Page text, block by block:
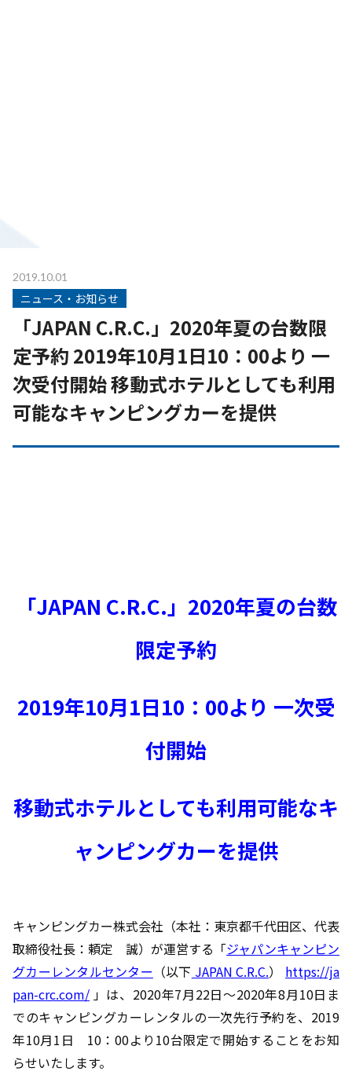
2019.10.01
ニュース・お知らせ
「JAPAN C.R.C.」2020年夏の台数限
定予約 2019年10月1日10：00より 一
次受付開始 移動式ホテルとしても利用
可能なキャンピングカーを提供
「JAPAN C.R.C.」2020年夏の台数
限定予約
2019年10月1日10：00より 一次受
付開始
移動式ホテルとしても利用可能なキ
ャンピングカーを提供
キャンピングカー株式会社（本社：東京都千代田区、代表
取締役社長：頼定 誠）が運営する「ジャパンキャンピン
グカーレンタルセンター （以下 JAPAN C.R.C.） https://ja
pan-crc.com/ 」は、2020年7月22日～2020年8月10日ま
でのキャンピングカーレンタルの一次先行予約を、2019
年10月1日 10：00より10台限定で開始することをお知
らせいたします。